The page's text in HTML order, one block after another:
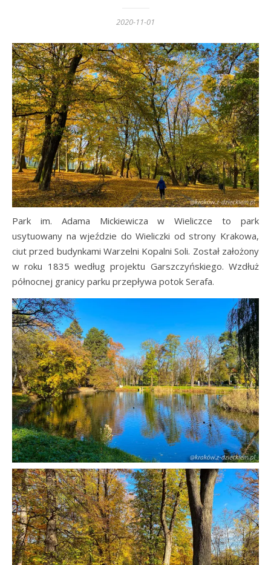
2020-11-01
Park im. Adama Mickiewicza w Wieliczce to park
usytuowany na wjeździe do Wieliczki od strony Krakowa,
ciut przed budynkami Warzelni Kopalni Soli. Został założony
w roku 1835 według projektu Garszczyńskiego. Wzdłuż
północnej granicy parku przepływa potok Serafa.